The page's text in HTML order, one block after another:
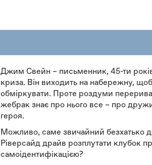
Джим Свейн – письменник, 45-ти
криза. Він виходить на набережну,
обміркувати. Проте роздуми
жебрак знає про нього все – про
героя.
Можливо, саме звичайний безхатько
Ріверсайд драйв розплутати клубок
самоідентифікацією?